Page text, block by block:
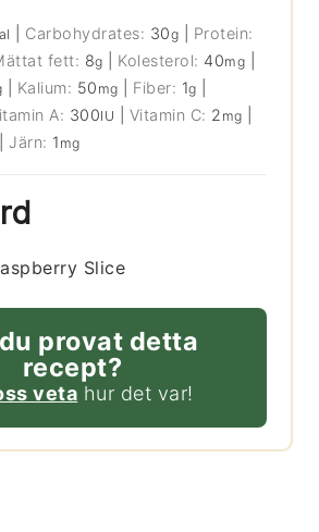
Carbohydrates: 30g
Protein:
fett: 8g Kolesterol: 40mg
Kalium: 50 mg Fiber: 1g
A: 300IU Vitamin C: 2 mg
|Järn: 1 mg
Slice
provat detta
recept?
veta hur det var!